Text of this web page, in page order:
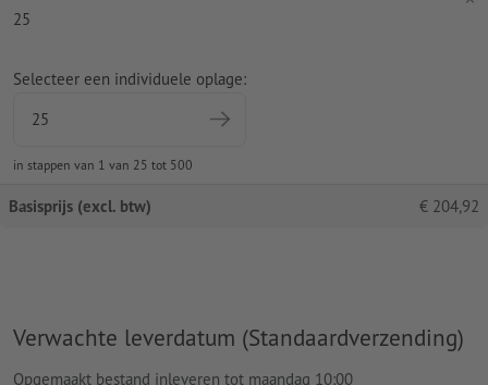
25
Selecteer een individuele oplage:
in stappen van 1 van 25 tot 500
Basisprijs (excl. btw) € 204,92
Verwachte leverdatum (Standaardverzending)
Opgemaakt bestand inleveren tot maandag 10:00